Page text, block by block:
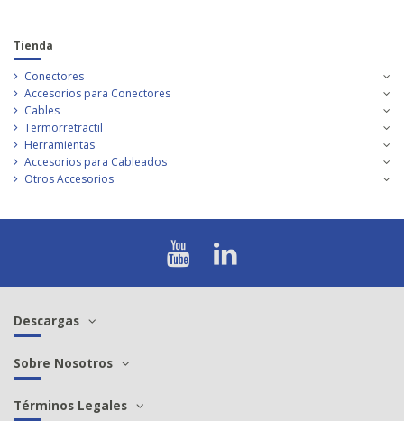
Tienda
Conectores
Accesorios para Conectores
Cables
Termorretractil
Herramientas
Accesorios para Cableados
Otros Accesorios
Descargas
Sobre Nosotros
Términos Legales